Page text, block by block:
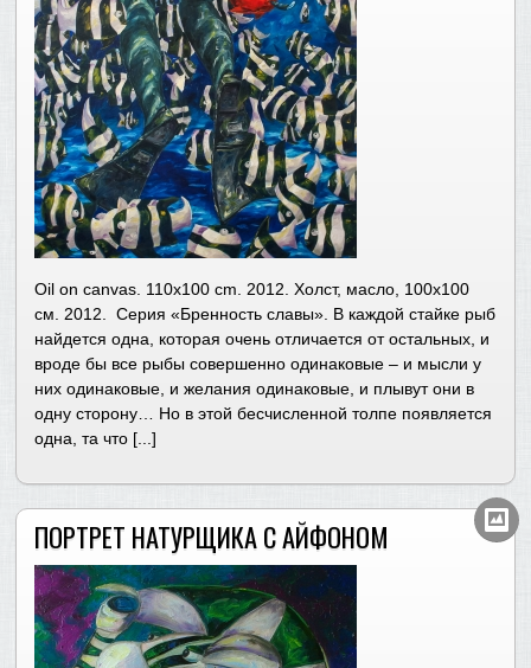
Oil on canvas. 110х100 cm. 2012. Холст, масло, 100х100
см. 2012. Серия «Бренность славы». В каждой стайке рыб
найдется одна, которая очень отличается от остальных, и
вроде бы все рыбы совершенно одинаковые – и мысли у
них одинаковые, и желания одинаковые, и плывут они в
одну сторону… Но в этой бесчисленной толпе появляется
одна, та что [...]
ПОРТРЕТ НАТУРЩИКА С АЙФОНОМ